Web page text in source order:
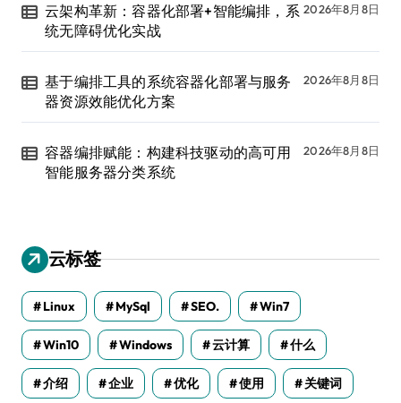
云架构革新：容器化部署+智能编排，系
统无障碍优化实战
2026年8月8日
基于编排工具的系统容器化部署与服务
器资源效能优化方案
2026年8月8日
容器编排赋能：构建科技驱动的高可用
智能服务器分类系统
2026年8月8日
云标签
Linux MySql SEO. Win7
Win10 Windows 云计算 什么
介绍 企业 优化 使用 关键词